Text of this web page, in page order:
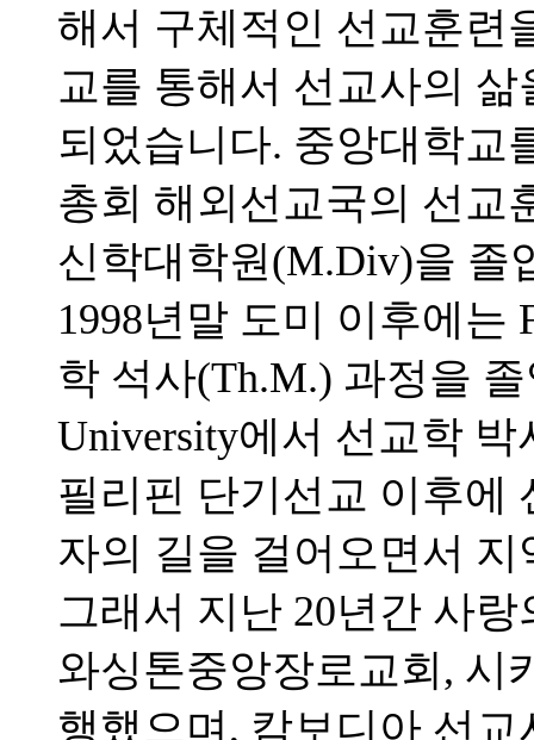
해서 구체적인 선교훈련
교를 통해서 선교사의
되었습니다. 중앙대학교
총회 해외선교국의 선교
신학대학원(M.Div)을 졸
1998년말 도미 이후에는
학 석사(Th.M.) 과정을
University에서 선교학
필리핀 단기선교 이후에
자의 길을 걸어오면서
그래서 지난 20년간 사
와싱톤중앙장로교회, 시
행했으며, 캄보디아 선